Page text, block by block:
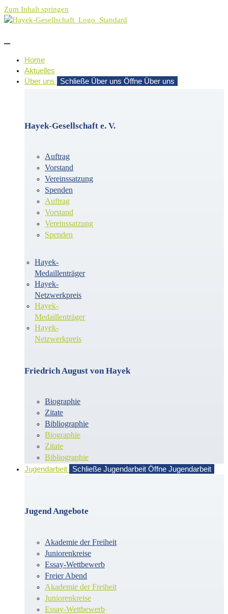
Zum Inhalt springen
Home
Aktuelles
Über uns
Schließe Über uns Öffne Über uns
Hayek-Gesellschaft e. V.
Auftrag
Vorstand
Vereinssatzung
Spenden
Auftrag
Vorstand
Vereinssatzung
Spenden
Hayek-
Medaillenträger
Hayek-
Netzwerkpreis
Hayek-
Medaillenträger
Hayek-
Netzwerkpreis
Friedrich August von Hayek
Biographie
Zitate
Bibliographie
Biographie
Zitate
Bibliographie
Jugendarbeit
Schließe Jugendarbeit Öffne Jugendarbeit
Jugend Angebote
Akademie der Freiheit
Juniorenkreise
Essay-Wettbewerb
Freier Abend
Akademie der Freiheit
Juniorenkreise
Essay-Wettbewerb